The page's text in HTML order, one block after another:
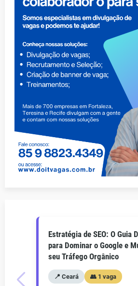
Estratégia de SEO: O Guia
para Dominar o Google e
seu Tráfego Orgânico
📍 Ceará 👥 1 vaga